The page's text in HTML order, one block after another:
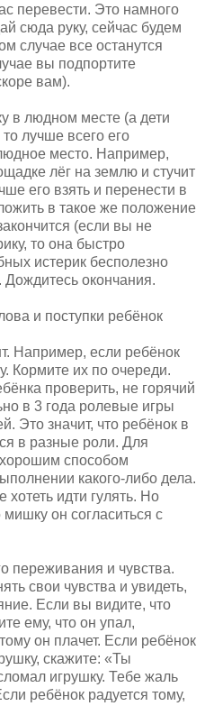
перевести. Это намного
сюда руку, сейчас будем
случае все останутся
вы подпортите
вам).
в людном месте (а дети
лучше всего его
место. Например,
лёг на землю и стучит
его взять и перенести в
в такое же положение
(если вы не
то она быстро
истерик бесполезно
Дождитесь окончания.
и поступки ребёнок
Например, если ребёнок
Кормите их по очереди.
проверить, не горячий
в 3 года ролевые игры
Это значит, что ребёнок в
в разные роли. Для
способом
какого-либо дела.
идти гулять. Но
он согласиться с
переживания и чувства.
свои чувства и увидеть,
Если вы видите, что
ему, что он упал,
он плачет. Если ребёнок
скажите: «Ты
игрушку. Тебе жаль
ребёнок радуется тому,